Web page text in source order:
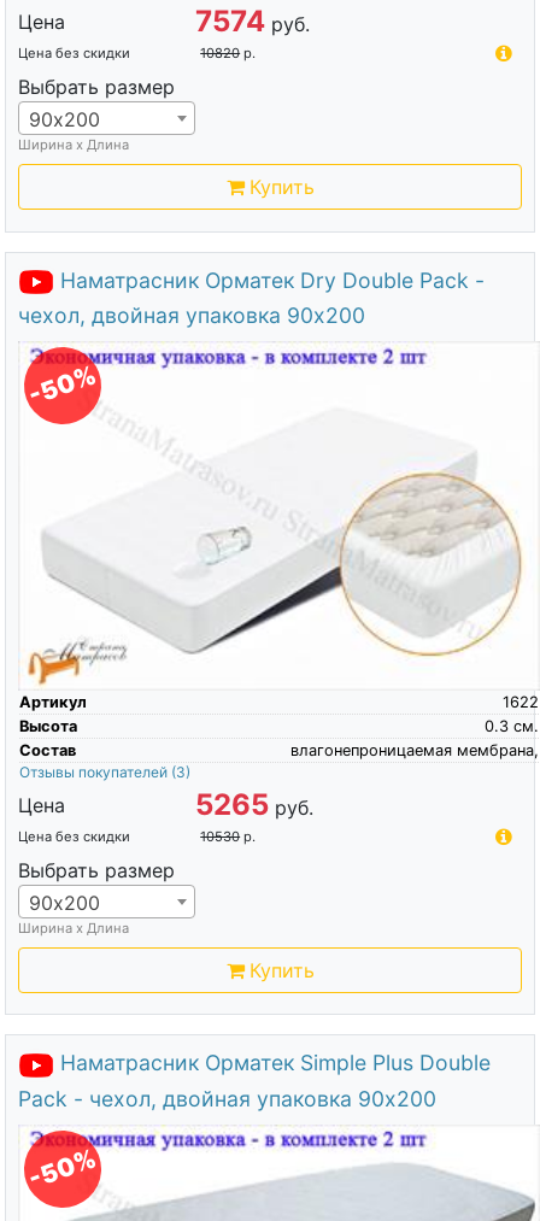
Цена 7574 руб.
Цена без скидки 10820 р.
Выбрать размер
90х200
Ширина х Длина
Купить
Наматрасник Орматек Dry Double Pack -
чехол, двойная упаковка 90х200
-50%
Артикул
1622
Высота
см.
0.3
Состав
влагонепроницаемая мембрана,
Отзывы покупателей (3)
Цена 5265 руб.
Цена без скидки 10530 р.
Выбрать размер
90х200
Ширина х Длина
Купить
Наматрасник Орматек Simple Plus Double
Pack - чехол, двойная упаковка 90х200
-50%